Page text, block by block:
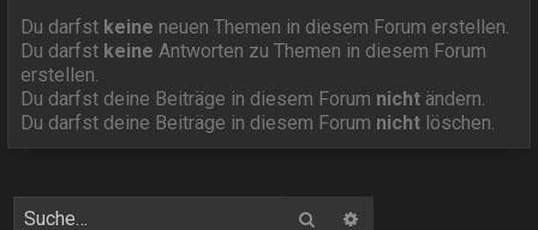
Du darfst keine neuen Themen in diesem Forum erstellen.
Du darfst keine Antworten zu Themen in diesem Forum
erstellen.
Du darfst deine Beiträge in diesem Forum nicht ändern.
Du darfst deine Beiträge in diesem Forum nicht löschen.
Suche